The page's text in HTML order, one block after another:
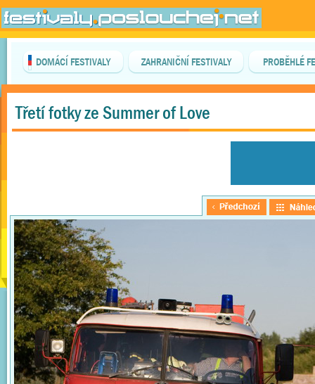
DOMÁCÍ FESTIVALY ZAHRANIČNÍ FESTIVALY PROBĚHLÉ
Třetí fotky ze Summer of Love